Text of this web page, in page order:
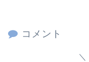
コメント